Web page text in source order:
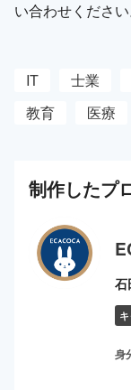
い合わせください
IT 士業
教育
医療
制作したプ
石
身